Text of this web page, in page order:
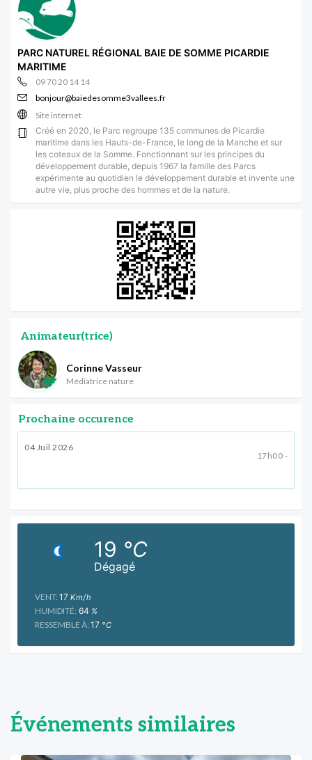
PARC NATUREL RÉGIONAL BAIE DE SOMME PICARDIE
MARITIME
09 70 20 14 14
bonjour@baiedesomme3vallees.fr
Site internet
Créé en 2020, le Parc regroupe 135 communes de Picardie
maritime dans les Hauts-de-France, le long de la Manche et sur
les coteaux de la Somme. Fonctionnant sur les principes du
développement durable, depuis 1967 la famille des Parcs
expérimente au quotidien le développement durable et invente une
autre vie, plus proche des hommes et de la nature.
Animateur(trice)
Corinne Vasseur
Médiatrice nature
Prochaine occurence
04 Juil 2026
17h00 -
Dégagé
19 °C
VENT: 17 Km/h
HUMIDITÉ: 64 %
RESSEMBLE À: 17 °C
Événements similaires